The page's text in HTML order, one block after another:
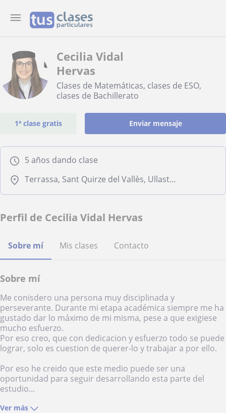
Cecilia Vidal
Hervas
Clases de Matemáticas, clases de ESO,
clases de Bachillerato
1ª clase gratis Enviar mensaje
5 años dando clase
Terrassa, Sant Quirze del Vallès, Ullastrell, Viladecavalls
Perfil de Cecilia Vidal Hervas
Sobre mí Mis clases Contacto
Sobre mí
Me conisdero una persona muy disciplinada y
perseverante. Durante mi etapa académica siempre me ha
gustado dar lo máximo de mi misma, pese a que exigiese
mucho esfuerzo.
Por eso creo, que con dedicacion y esfuerzo todo se puede
lograr, solo es cuestion de querer-lo y trabajar a por ello.
Por eso he creido que este medio puede ser una
oportunidad para seguir desarrollando esta parte del
estudio...
Ver más